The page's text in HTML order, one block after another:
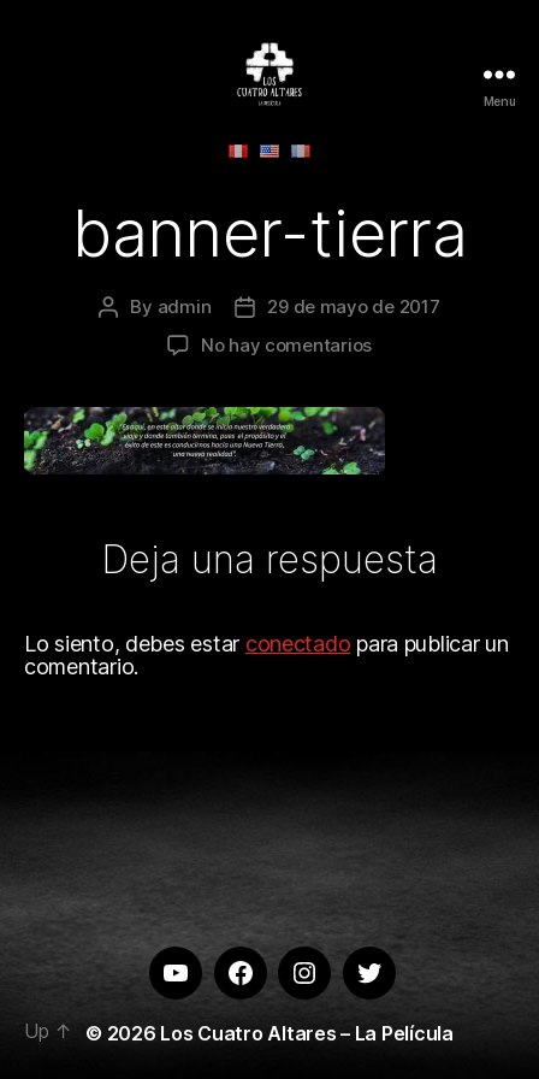
Cuatro
La
Película
Menu
banner-tierra
Post
By admin
Post29 de mayo de 2017
No hay comentariosen
Deja una respuesta
Lo siento, debes estar conectado para publicar un
comentario.
YoutubeFacebookInstagramTwitter
© 2026 Los Cuatro Altares – La Película
Up ↑